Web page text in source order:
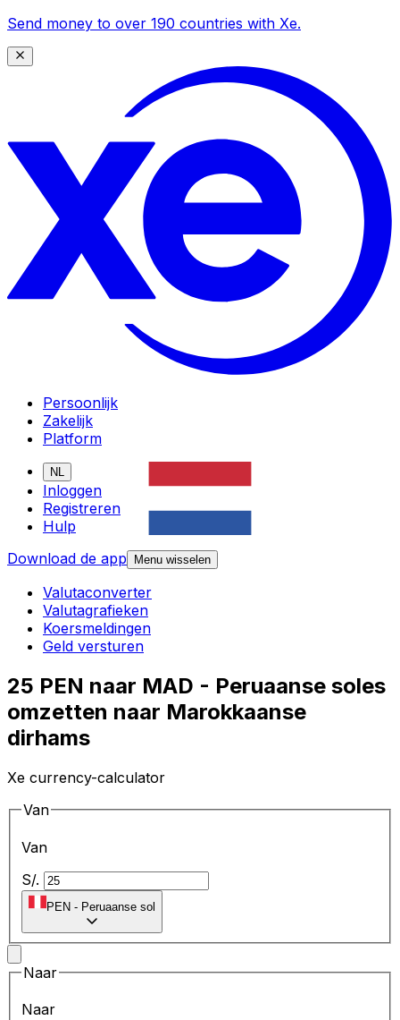
Send money to over 190 countries with Xe.
Persoonlijk
Zakelijk
Platform
NL
Inloggen
Registreren
Hulp
Download de app
Menu wisselen
Valutaconverter
Valutagrafieken
Koersmeldingen
Geld versturen
25 PEN naar MAD - Peruaanse soles
omzetten naar Marokkaanse
dirhams
Xe currency-calculator
Van
Van
S/.
PEN - Peruaanse sol
Naar
Naar